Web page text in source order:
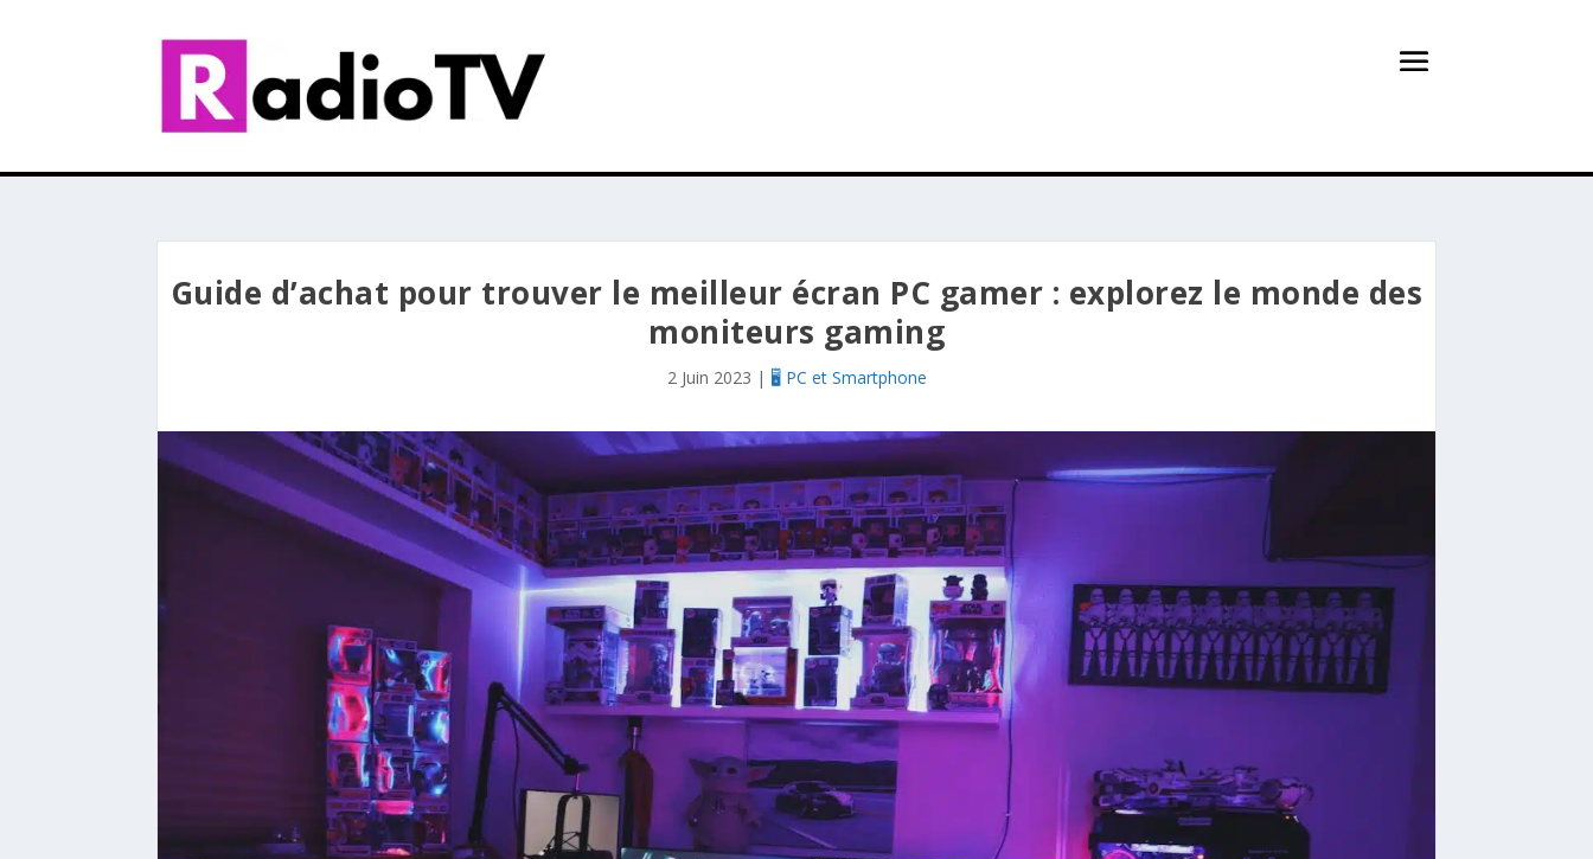
Guide d’achat pour trouver le meilleur écran PC gamer : explorez le monde des
moniteurs gaming
2 Juin 2023 | 🖥️ PC et Smartphone